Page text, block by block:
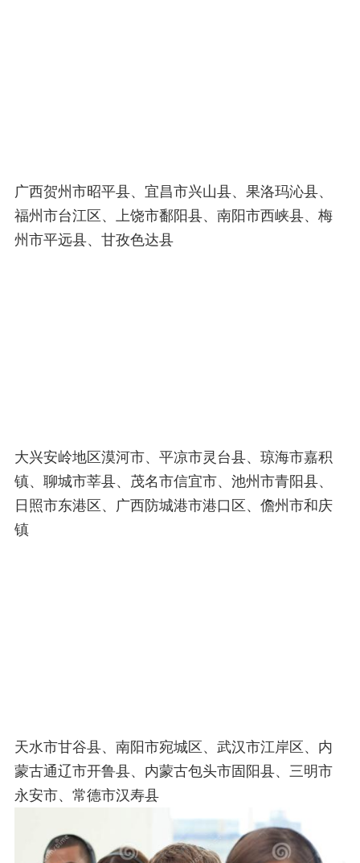
广西贺州市昭平县、宜昌市兴山县、果洛玛沁县、
福州市台江区、上饶市鄱阳县、南阳市西峡县、梅
州市平远县、甘孜色达县
大兴安岭地区漠河市、平凉市灵台县、琼海市嘉积
镇、聊城市莘县、茂名市信宜市、池州市青阳县、
日照市东港区、广西防城港市港口区、儋州市和庆
镇
天水市甘谷县、南阳市宛城区、武汉市江岸区、内
蒙古通辽市开鲁县、内蒙古包头市固阳县、三明市
永安市、常德市汉寿县